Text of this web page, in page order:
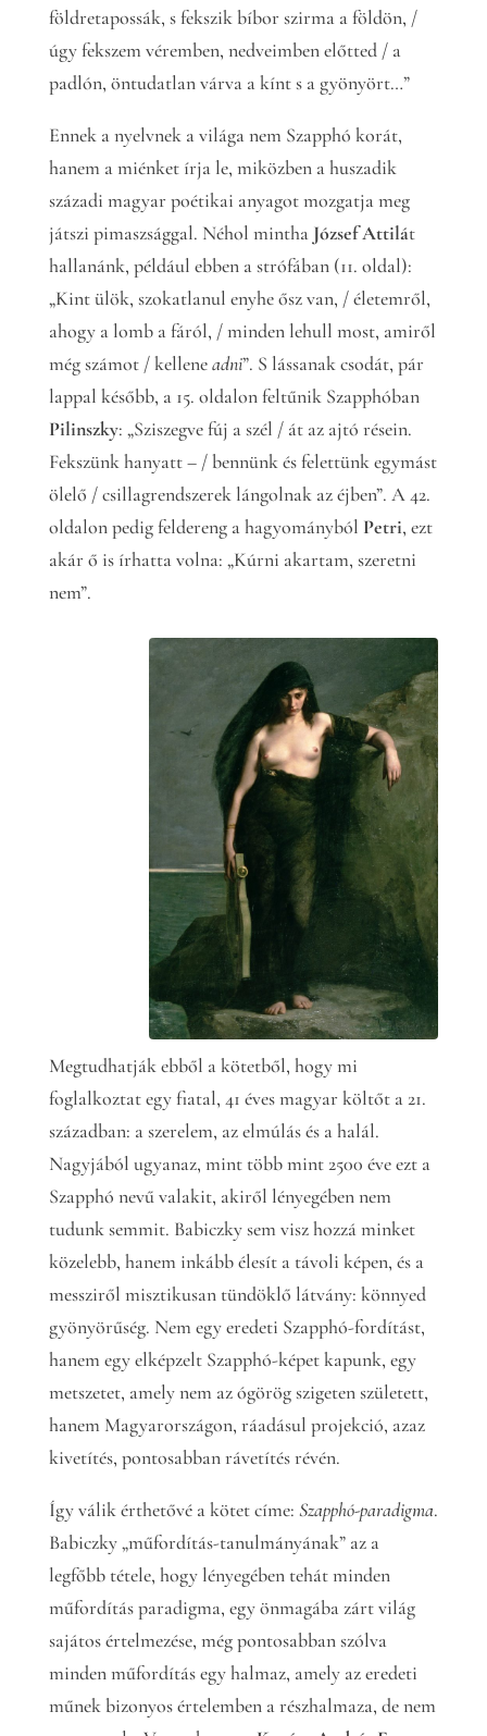
földretapossák, s fekszik bíbor szirma a földön, /
úgy fekszem véremben, nedveimben előtted / a
padlón, öntudatlan várva a kínt s a gyönyört…”
Ennek a nyelvnek a világa nem Szapphó korát,
hanem a miénket írja le, miközben a huszadik
századi magyar poétikai anyagot mozgatja meg
játszi pimaszsággal. Néhol mintha József Attilát
hallanánk, például ebben a strófában (11. oldal):
„Kint ülök, szokatlanul enyhe ősz van, / életemről,
ahogy a lomb a fáról, / minden lehull most, amiről
még számot / kelleneadni”. S lássanak csodát, pár
lappal később, a 15. oldalon feltűnik Szapphóban
Pilinszky: „Sziszegve fúj a szél / át az ajtó résein.
Fekszünk hanyatt – / bennünk és felettünk egymást
ölelő / csillagrendszerek lángolnak az éjben”. A 42.
oldalon pedig feldereng a hagyományból Petri, ezt
akár ő is írhatta volna: „Kúrni akartam, szeretni
nem”.
Megtudhatják ebből a kötetből, hogy mi
foglalkoztat egy fiatal, 41 éves magyar költőt a 21.
században: a szerelem, az elmúlás és a halál.
Nagyjából ugyanaz, mint több mint 2500 éve ezt a
Szapphó nevű valakit, akiről lényegében nem
tudunk semmit. Babiczky sem visz hozzá minket
közelebb, hanem inkább élesít a távoli képen, és a
messziről misztikusan tündöklő látvány: könnyed
gyönyörűség. Nem egy eredeti Szapphó-fordítást,
hanem egy elképzelt Szapphó-képet kapunk, egy
metszetet, amely nem az ógörög szigeten született,
hanem Magyarországon, ráadásul projekció, azaz
kivetítés, pontosabban rávetítés révén.
Így válik érthetővé a kötet címe: Szapphó-paradigma.
Babiczky „műfordítás-tanulmányának” az a
legfőbb tétele, hogy lényegében tehát minden
műfordítás paradigma, egy önmagába zárt világ
sajátos értelmezése, még pontosabban szólva
minden műfordítás egy halmaz, amely az eredeti
műnek bizonyos értelemben a részhalmaza, de nem